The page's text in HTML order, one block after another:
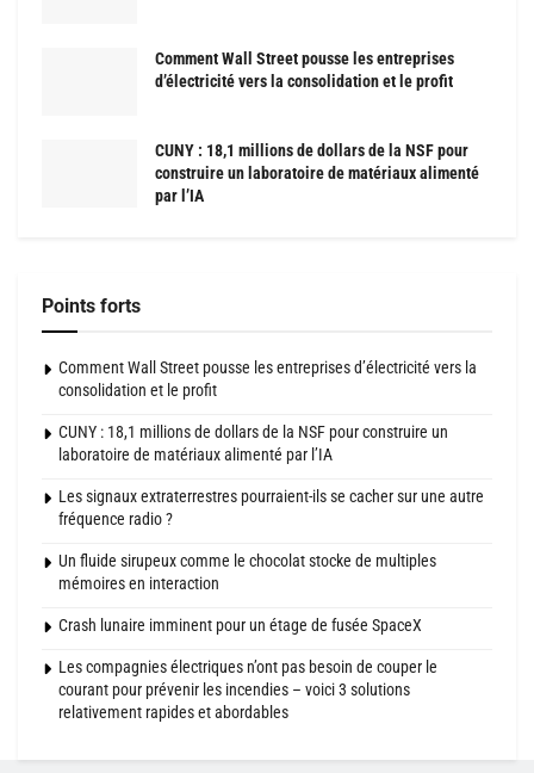
Comment Wall Street pousse les entreprises
d’électricité vers la consolidation et le profit
CUNY : 18,1 millions de dollars de la NSF pour
construire un laboratoire de matériaux alimenté
par l’IA
Points forts
Comment Wall Street pousse les entreprises d’électricité vers la
consolidation et le profit
CUNY : 18,1 millions de dollars de la NSF pour construire un
laboratoire de matériaux alimenté par l’IA
Les signaux extraterrestres pourraient-ils se cacher sur une autre
fréquence radio ?
Un fluide sirupeux comme le chocolat stocke de multiples
mémoires en interaction
Crash lunaire imminent pour un étage de fusée SpaceX
Les compagnies électriques n’ont pas besoin de couper le
courant pour prévenir les incendies – voici 3 solutions
relativement rapides et abordables